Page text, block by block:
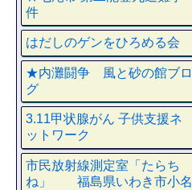
件
はだしのゲンをひろめる会
★内灘闘争 風と砂の館ブロ
グ
3.11甲状腺がん 子供支援ネ
ットワーク
市民放射線測定室「たらち
ね」 福島県いわき市小名